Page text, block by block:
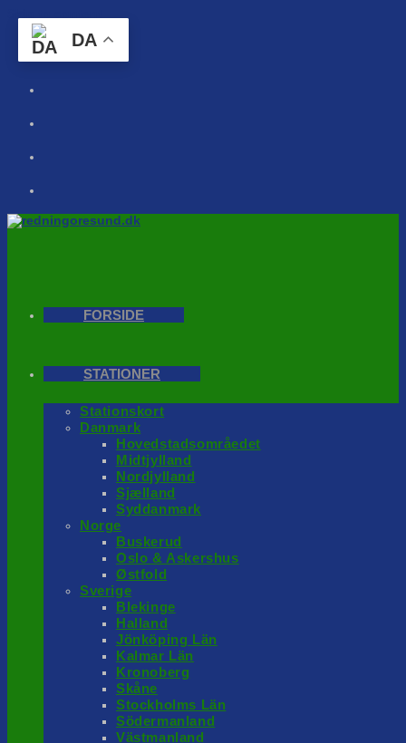
FORSIDE
STATIONER
Stationskort
Danmark
Hovedstadsområedet
Midtjylland
Nordjylland
Sjælland
Syddanmark
Norge
Buskerud
Oslo & Askershus
Østfold
Sverige
Blekinge
Halland
Jönköping Län
Kalmar Län
Kronoberg
Skåne
Stockholms Län
Södermanland
Västmanland
DA